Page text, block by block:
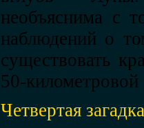
необъяснима с
наблюдений о
существовать
50-
Четвертая